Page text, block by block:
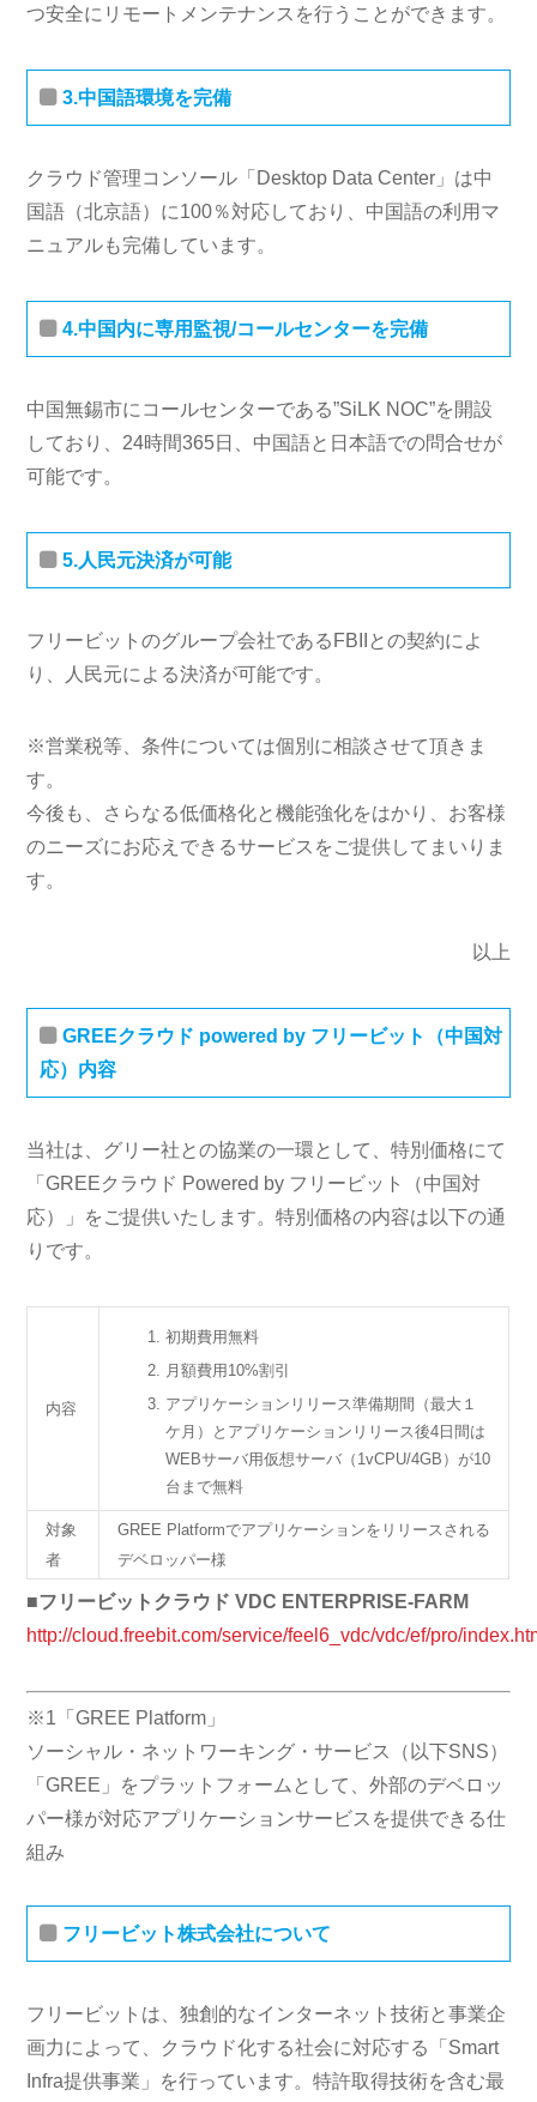
つ安全にリモートメンテナンスを行うことができます。
3.中国語環境を完備
クラウド管理コンソール「Desktop Data Center」は中
国語（北京語）に100％対応しており、中国語の利用マ
ニュアルも完備しています。
4.中国内に専用監視/コールセンターを完備
中国無錫市にコールセンターである”SiLK NOC”を開設
しており、24時間365日、中国語と日本語での問合せが
可能です。
5.人民元決済が可能
フリービットのグループ会社であるFBIIとの契約によ
り、人民元による決済が可能です。
※営業税等、条件については個別に相談させて頂きま
す。
今後も、さらなる低価格化と機能強化をはかり、お客様
のニーズにお応えできるサービスをご提供してまいりま
す。
以上
GREEクラウド powered by フリービット（中国対
応）内容
当社は、グリー社との協業の一環として、特別価格にて
「GREEクラウド Powered by フリービット（中国対
応）」をご提供いたします。特別価格の内容は以下の通
りです。
内容
初期費用無料
月額費用10%割引
アプリケーションリリース準備期間（最大１
ケ月）とアプリケーションリリース後4日間は
WEBサーバ用仮想サーバ（1vCPU/4GB）が10
台まで無料
対象
者
GREE Platformでアプリケーションをリリースされる
デベロッパー様
■フリービットクラウド VDC ENTERPRISE-FARM
http://cloud.freebit.com/service/feel6_vdc/vdc/ef/pro/
※1「GREE Platform」
ソーシャル・ネットワーキング・サービス（以下SNS）
「GREE」をプラットフォームとして、外部のデベロッ
パー様が対応アプリケーションサービスを提供できる仕
組み
フリービット株式会社について
フリービットは、独創的なインターネット技術と事業企
画力によって、クラウド化する社会に対応する「Smart
Infra提供事業」を行っています。特許取得技術を含む最